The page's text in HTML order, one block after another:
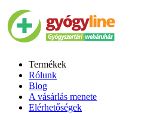
Termékek
Rólunk
Blog
A vásárlás menete
Elérhetőségek